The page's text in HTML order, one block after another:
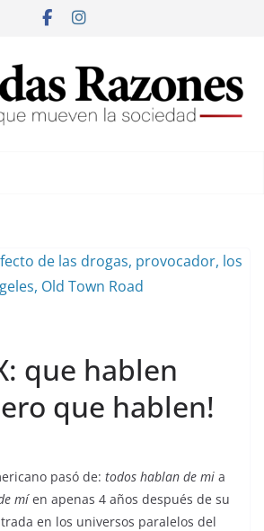
que hablen
que hablen!
pasó de: todos hablan de mi a
míen apenas 4 años después de su
en los universos paralelos del